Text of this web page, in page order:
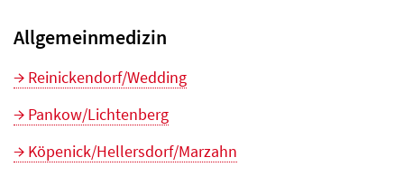
Allgemeinmedizin
Reinickendorf/Wedding
Pankow/Lichtenberg
Köpenick/Hellersdorf/Marzahn